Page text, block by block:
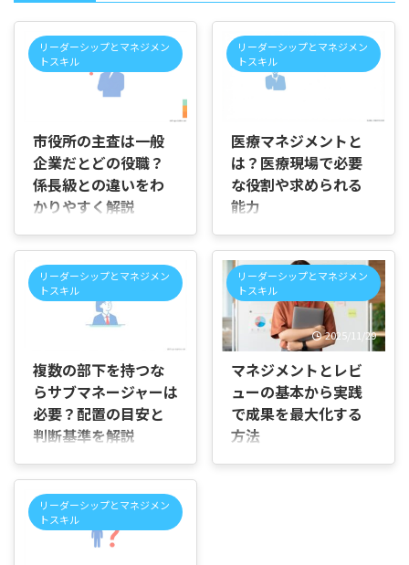
リーダーシップとマネジメン
トスキル
市役所の主査は一般
企業だとどの役職？
係長級との違いをわ
かりやすく解説
一般企業でいうとどのくらい
の役職にあたるのだろうか」
「主査と係長ではどちらのほ
うが上なのか知りたい」「市
役所に勤めている知人や取引
のかわからない」 このよう
に、市役所の主査について調
べているものの、「一般企業
だとどの役職に相当するの
は何か」「実際にはどのよう
がわかりにくいと感じている
方も多いのではないでしょう
か。 この記事では、市役所に
リーダーシップとマネジメン
トスキル
医療マネジメントと
は？医療現場で必要
な役割や求められる
能力
とは何をすることなのだろ
う」「医療現場では医療技術
だけでなく、なぜマネジメン
トが必要なのだろう」と疑問
に感じていませんか。 病院や
クリニックの運営、看護管
べていると、医療マネジメン
トという言葉を目にする機会
は多いものの、対象となる業
務が幅広いため、現場でどの
な能力が求められるのかイメ
リーダーシップとマネジメン
トスキル
複数の部下を持つな
らサブマネージャーは
必要？配置の目安と
判断基準を解説
けれど、サブマネージャーは
配置したほうがよいのだろう
か」「何人くらいのチームに
なったら、マネージャーだけ
では管理が難しくなるのだろ
リーダーシップとマネジメン
トスキル
2025/11/29
マネジメントとレビ
ューの基本から実践
で成果を最大化する
方法
リーダーシップとマネジメン
トスキル